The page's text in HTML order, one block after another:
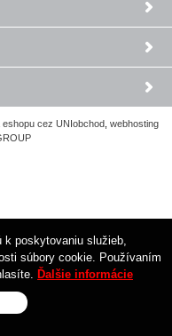
eshopu cez UNIobchod webhosting
k poskytovaniu služieb,
súbory cookie. Používaním
Ďalšie informácie